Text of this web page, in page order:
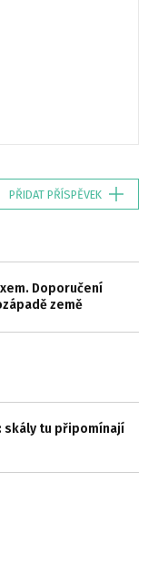
PŘIDAT PŘÍSPĚVEK
Doporučení
země
skály tu připomínají